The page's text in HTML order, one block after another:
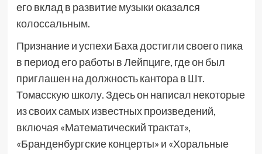
его вклад в развитие музыки оказался
колоссальным.
Признание и успехи Баха достигли своего пика
в период его работы в Лейпциге, где он был
приглашен на должность кантора в Шт.
Томасскую школу. Здесь он написал некоторые
из своих самых известных произведений,
включая «Математический трактат»,
«Бранденбургские концерты» и «Хоральные